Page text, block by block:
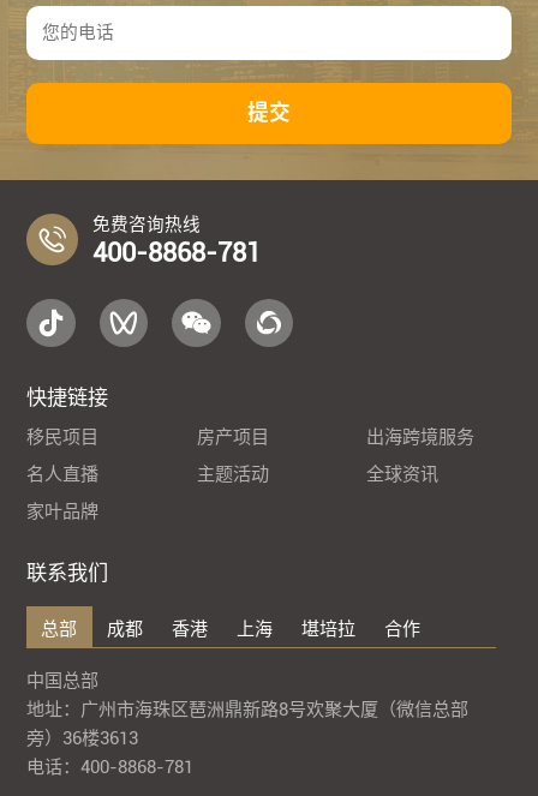
提交
免费咨询热线
400-8868-781
快捷链接
移民项目 房产项目
出海跨境服务
名人直播
主题活动
全球资讯
家叶品牌
联系我们
总部 成都 香港 上海 堪培拉 合作
中国总部
地址：广州市海珠区琶洲鼎新路8号欢聚大厦（微信总部
旁）36楼3613
电话：400-8868-781